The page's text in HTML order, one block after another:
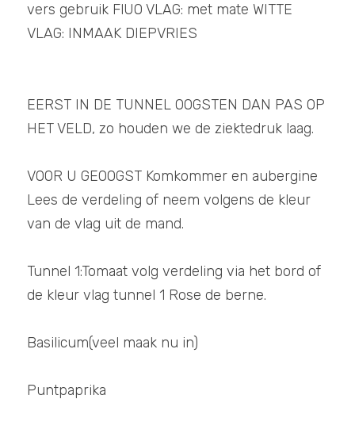
Grondsmaak SHOP
vers gebruik FlUO VLAG: met mate WITTE
VLAG: INMAAK DIEPVRIES
EERST IN DE TUNNEL OOGSTEN DAN PAS OP
HET VELD, zo houden we de ziektedruk laag.
VOOR U GEOOGST Komkommer en aubergine
Lees de verdeling of neem volgens de kleur
van de vlag uit de mand.
Tunnel 1:Tomaat volg verdeling via het bord of
de kleur vlag tunnel 1 Rose de berne.
Basilicum(veel maak nu in)
Puntpaprika